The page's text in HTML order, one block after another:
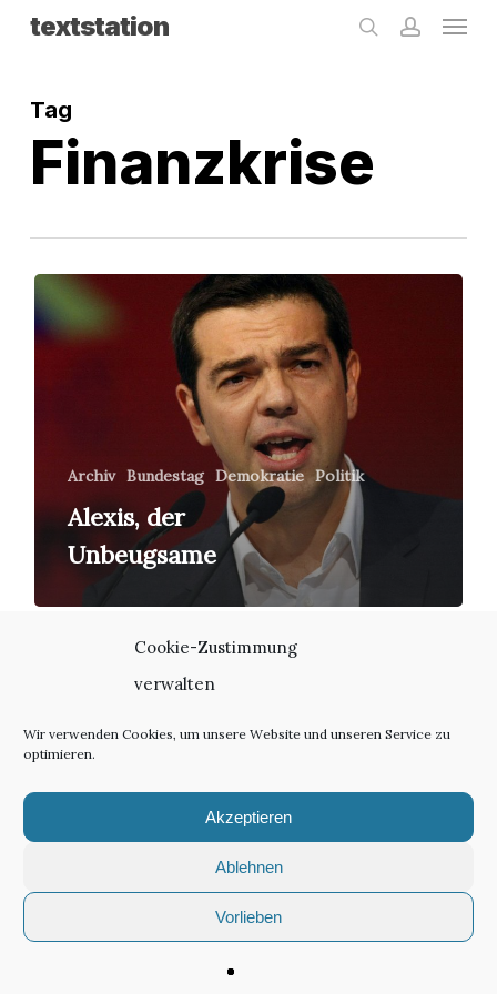
Cookie-Zustimmung
verwalten
Wir verwenden Cookies, um unsere Website und unseren Service zu
optimieren.
Akzeptieren
Ablehnen
Vorlieben
Skip
content
textstation Menu
Tag
Finanzkrise
Alexis,
der
Archiv Bundestag Demokratie Politik
Alexis, der
Unbeugsame
linkedin
© 2026 textstation.